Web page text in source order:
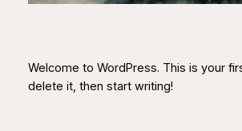
Welcome to WordPress. This is your
delete it, then start writing!